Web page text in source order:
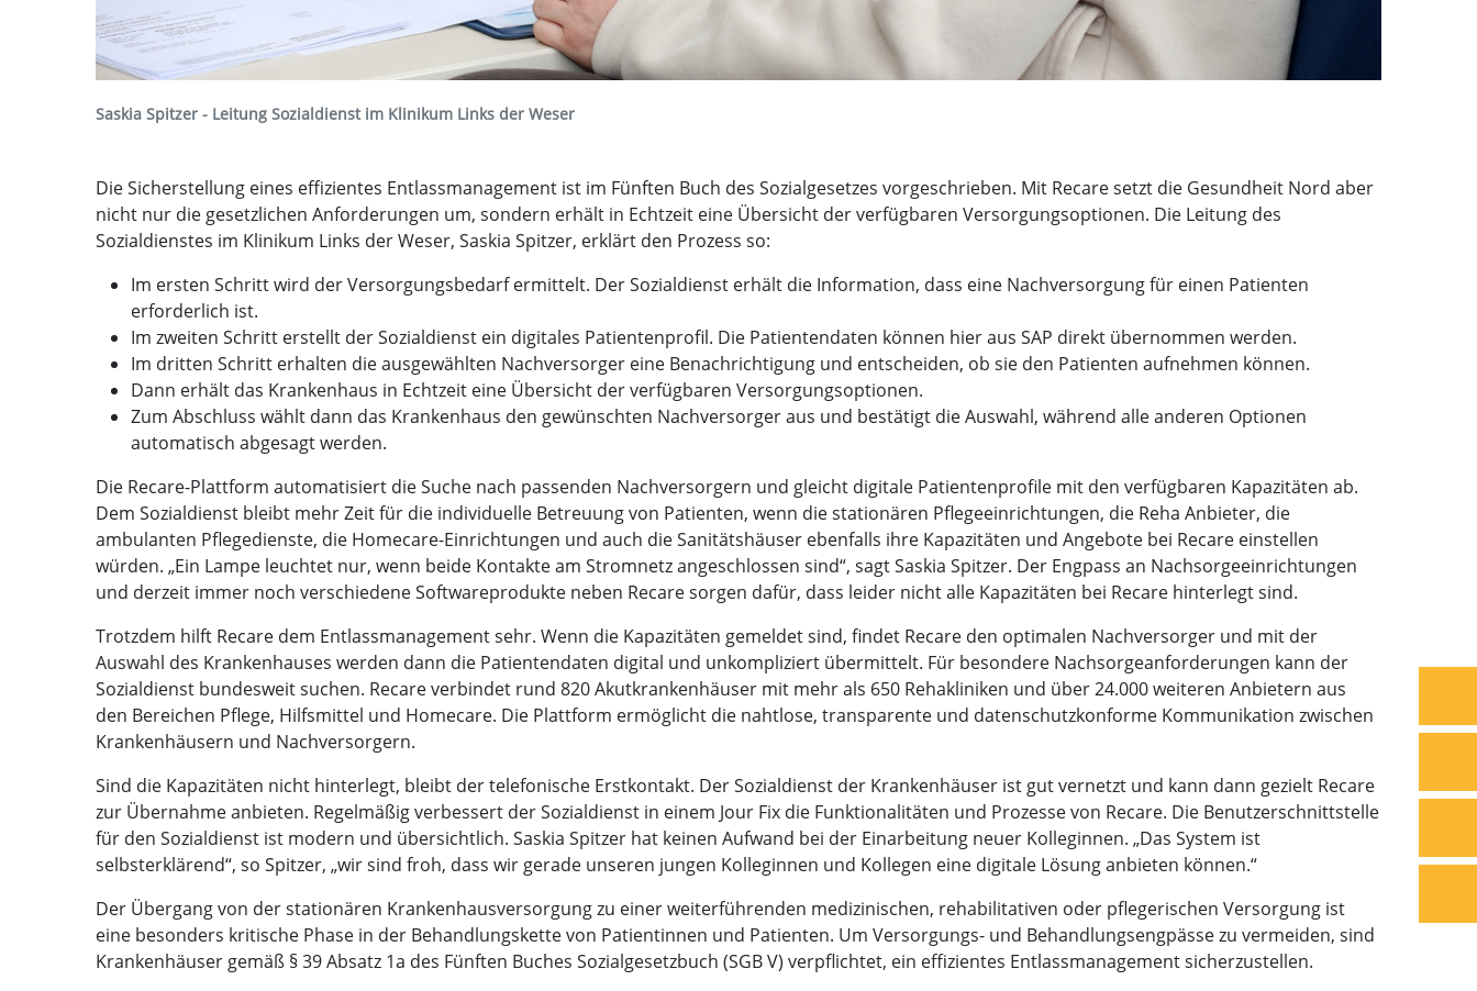
Saskia Spitzer - Leitung Sozialdienst im Klinikum Links der Weser
Die Sicherstellung eines effizientes Entlassmanagement ist im Fünften Buch des Sozialgesetzes vorgeschrieben. Mit Recare setzt die Gesundheit Nord aber
nicht nur die gesetzlichen Anforderungen um, sondern erhält in Echtzeit eine Übersicht der verfügbaren Versorgungsoptionen. Die Leitung des
Sozialdienstes im Klinikum Links der Weser, Saskia Spitzer, erklärt den Prozess so:
Im ersten Schritt wird der Versorgungsbedarf ermittelt. Der Sozialdienst erhält die Information, dass eine Nachversorgung für einen Patienten
erforderlich ist.
Im zweiten Schritt erstellt der Sozialdienst ein digitales Patientenprofil. Die Patientendaten können hier aus SAP direkt übernommen werden.
Im dritten Schritt erhalten die ausgewählten Nachversorger eine Benachrichtigung und entscheiden, ob sie den Patienten aufnehmen können.
Dann erhält das Krankenhaus in Echtzeit eine Übersicht der verfügbaren Versorgungsoptionen.
Zum Abschluss wählt dann das Krankenhaus den gewünschten Nachversorger aus und bestätigt die Auswahl, während alle anderen Optionen
automatisch abgesagt werden.
Die Recare-Plattform automatisiert die Suche nach passenden Nachversorgern und gleicht digitale Patientenprofile mit den verfügbaren Kapazitäten ab.
Dem Sozialdienst bleibt mehr Zeit für die individuelle Betreuung von Patienten, wenn die stationären Pflegeeinrichtungen, die Reha Anbieter, die
ambulanten Pflegedienste, die Homecare-Einrichtungen und auch die Sanitätshäuser ebenfalls ihre Kapazitäten und Angebote bei Recare einstellen
würden. „Ein Lampe leuchtet nur, wenn beide Kontakte am Stromnetz angeschlossen sind“, sagt Saskia Spitzer. Der Engpass an Nachsorgeeinrichtungen
und derzeit immer noch verschiedene Softwareprodukte neben Recare sorgen dafür, dass leider nicht alle Kapazitäten bei Recare hinterlegt sind.
Trotzdem hilft Recare dem Entlassmanagement sehr. Wenn die Kapazitäten gemeldet sind, findet Recare den optimalen Nachversorger und mit der
Auswahl des Krankenhauses werden dann die Patientendaten digital und unkompliziert übermittelt. Für besondere Nachsorgeanforderungen kann der
Sozialdienst bundesweit suchen. Recare verbindet rund 820 Akutkrankenhäuser mit mehr als 650 Rehakliniken und über 24.000 weiteren Anbietern aus
den Bereichen Pflege, Hilfsmittel und Homecare. Die Plattform ermöglicht die nahtlose, transparente und datenschutzkonforme Kommunikation zwischen
Krankenhäusern und Nachversorgern.
Sind die Kapazitäten nicht hinterlegt, bleibt der telefonische Erstkontakt. Der Sozialdienst der Krankenhäuser ist gut vernetzt und kann dann gezielt Recare
zur Übernahme anbieten. Regelmäßig verbessert der Sozialdienst in einem Jour Fix die Funktionalitäten und Prozesse von Recare. Die Benutzerschnittstelle
für den Sozialdienst ist modern und übersichtlich. Saskia Spitzer hat keinen Aufwand bei der Einarbeitung neuer Kolleginnen. „Das System ist
selbsterklärend“, so Spitzer, „wir sind froh, dass wir gerade unseren jungen Kolleginnen und Kollegen eine digitale Lösung anbieten können.“
Der Übergang von der stationären Krankenhausversorgung zu einer weiterführenden medizinischen, rehabilitativen oder pflegerischen Versorgung ist
eine besonders kritische Phase in der Behandlungskette von Patientinnen und Patienten. Um Versorgungs- und Behandlungsengpässe zu vermeiden, sind
Krankenhäuser gemäß § 39 Absatz 1a des Fünften Buches Sozialgesetzbuch (SGB V) verpflichtet, ein effizientes Entlassmanagement sicherzustellen.